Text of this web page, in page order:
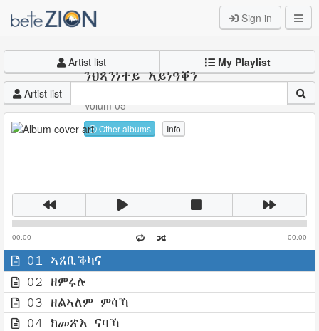
Sign in
Artist list My Playlist
Artist list
ንህጻንነተይ ኣይነዓቐን
መዘምራን መካነ ህይወት መድሃኔ ዓለም ቤተክርስትያን ኣስመራ
Volum 05
Other albums Info
00:00 00:00
01 ኣጸቢቕካና
02 ዘምሩሉ
03 ዘልኣለም ምሳኻ
04 ክመጽእ ናባኻ